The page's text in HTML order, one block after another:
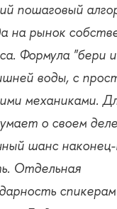
пошаговый
на рынок
Формула "бери
воды, с
механиками.
о своем
шанс
Отдельная